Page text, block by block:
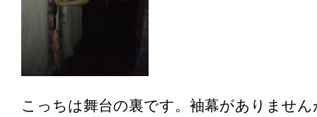
こっちは舞台の裏です。袖幕がありませ